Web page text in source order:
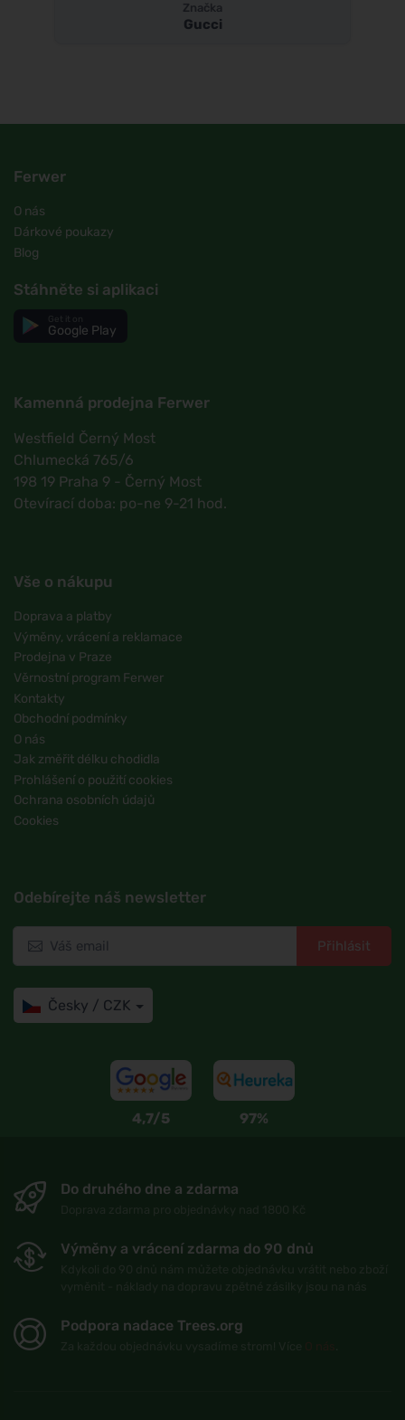
Značka
Gucci
Ferwer
O nás
Dárkové poukazy
Blog
Stáhněte si aplikaci
Google Play
Kamenná prodejna Ferwer
Westfield Černý Most
Chlumecká 765/6
198 19 Praha 9 - Černý Most
Otevírací doba: po-ne 9-21 hod.
Vše o nákupu
Doprava a platby
Výměny, vrácení a reklamace
Prodejna v Praze
Věrnostní program Ferwer
Kontakty
Obchodní podmínky
O nás
Jak změřit délku chodidla
Prohlášení o použití cookies
Ochrana osobních údajů
Cookies
Odebírejte náš newsletter
Přihlásit
Česky / CZK
4,7/5 97%
Do druhého dne a zdarma
Výměny a vrácení zdarma do 90 dnů
Podpora nadace Trees.org